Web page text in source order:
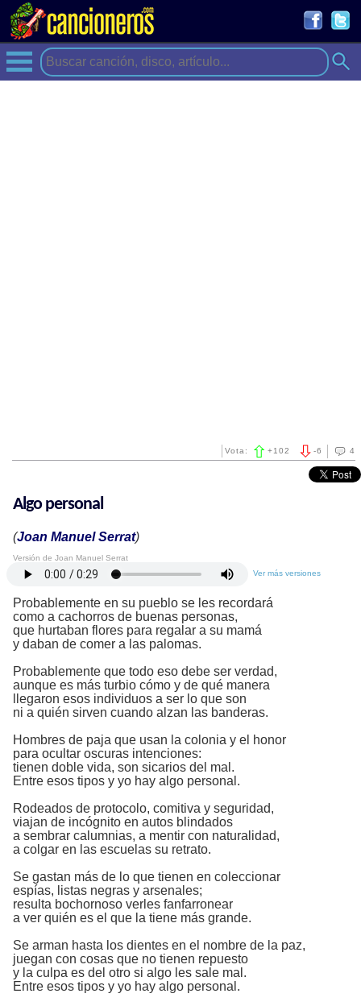
4
-6
Vota: +102
Algo personal
(Joan Manuel Serrat)
Versión de Joan Manuel Serrat
Ver más versiones
Probablemente en su pueblo se les recordará
como a cachorros de buenas personas,
que hurtaban flores para regalar a su mamá
y daban de comer a las palomas.
Probablemente que todo eso debe ser verdad,
aunque es más turbio cómo y de qué manera
llegaron esos individuos a ser lo que son
ni a quién sirven cuando alzan las banderas.
Hombres de paja que usan la colonia y el honor
para ocultar oscuras intenciones:
tienen doble vida, son sicarios del mal.
Entre esos tipos y yo hay algo personal.
Rodeados de protocolo, comitiva y seguridad,
viajan de incógnito en autos blindados
a sembrar calumnias, a mentir con naturalidad,
a colgar en las escuelas su retrato.
Se gastan más de lo que tienen en coleccionar
espías, listas negras y arsenales;
resulta bochornoso verles fanfarronear
a ver quién es el que la tiene más grande.
Se arman hasta los dientes en el nombre de la paz,
juegan con cosas que no tienen repuesto
y la culpa es del otro si algo les sale mal.
Entre esos tipos y yo hay algo personal.